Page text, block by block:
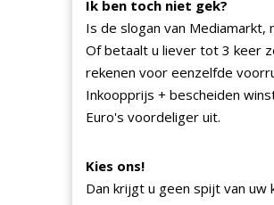
Ik ben toch niet gek?
Is de slogan van
Of betaalt u liever tot 3 keer
rekenen voor eenzelfde
Inkoopprijs + bescheiden
Euro's voordeliger uit.
Kies ons!
Dan krijgt u geen spijt van